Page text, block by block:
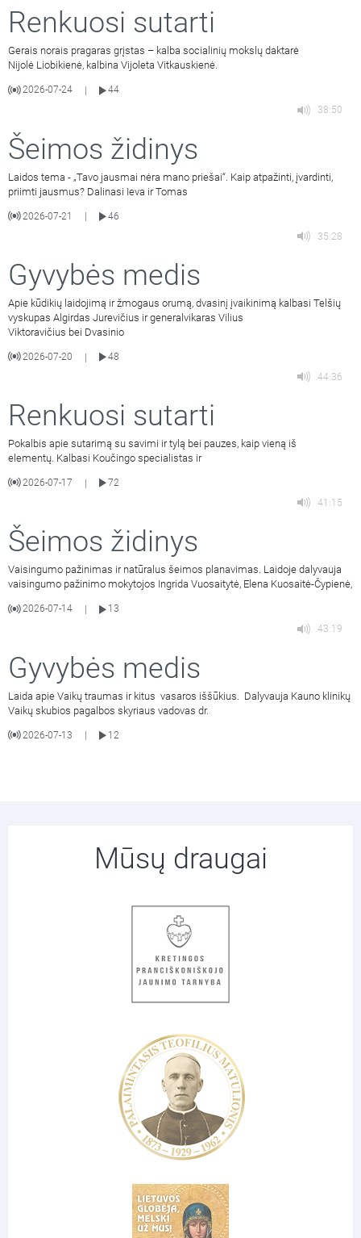
Renkuosi sutarti
Gerais norais pragaras grįstas – kalba socialinių mokslų daktarė
Nijolė Liobikienė, kalbina Vijoleta Vitkauskienė.
2026-07-24
44
38:50
Šeimos židinys
Laidos tema - „Tavo jausmai nėra mano priešai“. Kaip atpažinti, įvardinti,
priimti jausmus? Dalinasi Ieva ir Tomas
2026-07-21
46
35:28
Gyvybės medis
Apie kūdikių laidojimą ir žmogaus orumą, dvasinį įvaikinimą kalbasi Telšių
vyskupas Algirdas Jurevičius ir generalvikaras Vilius
Viktoravičius bei Dvasinio
2026-07-20 |
48
44:36
Renkuosi sutarti
Pokalbis apie sutarimą su savimi ir tylą bei pauzes, kaip vieną iš
elementų. Kalbasi Koučingo specialistas ir
2026-07-17 |
72
41:15
Šeimos židinys
Vaisingumo pažinimas ir natūralus šeimos planavimas. Laidoje dalyvauja
vaisingumo pažinimo mokytojos Ingrida Vuosaitytė, Elena Kuosaitė-Čypienė,
2026-07-14
13
43:19
Gyvybės medis
Laida apie Vaikų traumas ir kitus vasaros iššūkius. Dalyvauja Kauno klinikų
Vaikų skubios pagalbos skyriaus vadovas dr.
2026-07-13 12
Mūsų draugai